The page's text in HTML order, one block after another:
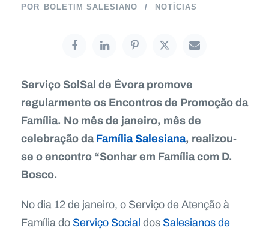
POR BOLETIM SALESIANO NOTÍCIAS
Serviço SolSal de Évora promove
regularmente os Encontros de Promoção da
Família. No mês de janeiro, mês de
celebração daFamília Salesiana, realizou-
se o encontro “Sonhar em Família com D.
Bosco.
No dia 12 de janeiro, o Serviço de Atenção à
Família doServiço SocialdosSalesianos de